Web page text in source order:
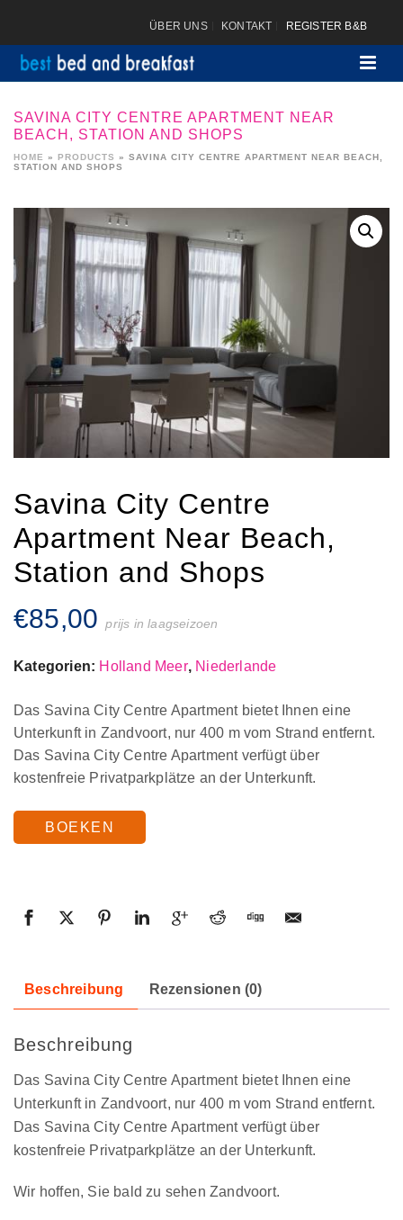
ÜBER UNS KONTAKT REGISTER B&B
SAVINA CITY CENTRE APARTMENT NEAR
BEACH, STATION AND SHOPS
HOME » PRODUCTS » SAVINA CITY CENTRE APARTMENT NEAR BEACH,
STATION AND SHOPS
Savina City Centre
Apartment Near Beach,
Station and Shops
€85,00 prijs in laagseizoen
Kategorien: Holland Meer, Niederlande
Das Savina City Centre Apartment bietet Ihnen eine
Unterkunft in Zandvoort, nur 400 m vom Strand entfernt.
Das Savina City Centre Apartment verfügt über
kostenfreie Privatparkplätze an der Unterkunft.
BOEKEN
Beschreibung Rezensionen (0)
Beschreibung
Das Savina City Centre Apartment bietet Ihnen eine
Unterkunft in Zandvoort, nur 400 m vom Strand entfernt.
Das Savina City Centre Apartment verfügt über
kostenfreie Privatparkplätze an der Unterkunft.
Wir hoffen, Sie bald zu sehen Zandvoort.